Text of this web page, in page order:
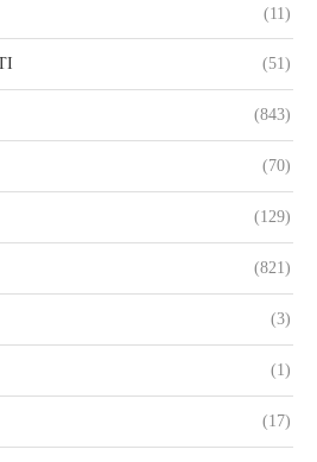
(11)
(51)
(843)
(70)
(129)
(821)
(3)
(1)
(17)